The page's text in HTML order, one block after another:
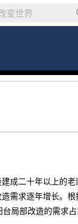
成二十年以上的
需求逐年增长。
局部改造的需求